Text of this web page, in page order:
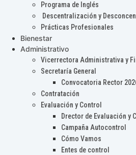
Programa de Inglés
Descentralización y
Prácticas Profesionales
Bienestar
Administrativo
Vicerrectora Administrativa y
Secretaría General
Convocatoria Rector
Contratación
Evaluación y Control
Drector de Evaluación y
Campaña Autocontrol
Cómo Vamos
Entes de control